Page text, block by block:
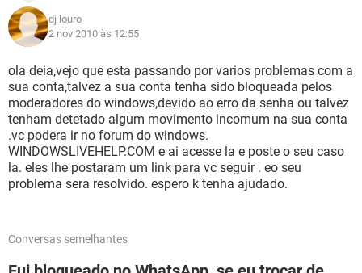
dj louro
2 nov 2010 às 12:55
ola deia,vejo que esta passando por varios problemas com a
sua conta,talvez a sua conta tenha sido bloqueada pelos
moderadores do windows,devido ao erro da senha ou talvez
tenham detetado algum movimento incomum na sua conta
.vc podera ir no forum do windows.
WINDOWSLIVEHELP.COM e ai acesse la e poste o seu caso
la. eles lhe postaram um link para vc seguir . eo seu
problema sera resolvido. espero k tenha ajudado.
Conversas semelhantes